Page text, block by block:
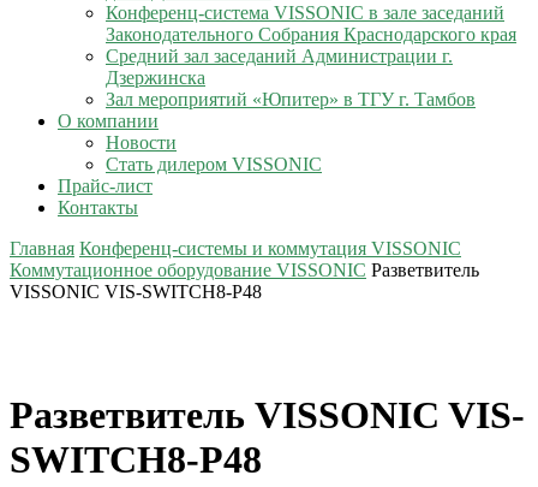
Конференц-система VISSONIC в зале заседаний
Законодательного Собрания Краснодарского края
Средний зал заседаний Администрации г.
Дзержинска
Зал мероприятий «Юпитер» в ТГУ г. Тамбов
О компании
Новости
Стать дилером VISSONIC
Прайс-лист
Контакты
Главная Конференц-системы и коммутация VISSONIC
Коммутационное оборудование VISSONIC Разветвитель
VISSONIC VIS-SWITCH8-P48
Разветвитель VISSONIC VIS-
SWITCH8-P48